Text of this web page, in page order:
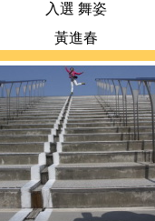
入選 舞姿
黃進春